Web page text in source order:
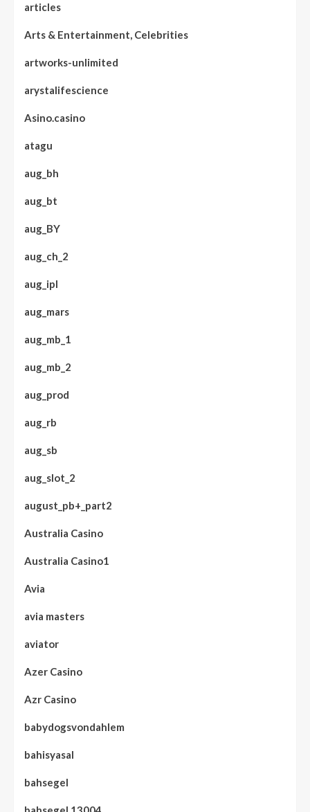
articles
Arts & Entertainment, Celebrities
artworks-unlimited
arystalifescience
Asino.casino
atagu
aug_bh
aug_bt
aug_BY
aug_ch_2
aug_ipl
aug_mars
aug_mb_1
aug_mb_2
aug_prod
aug_rb
aug_sb
aug_slot_2
august_pb+_part2
Australia Casino
Australia Casino1
Avia
avia masters
aviator
Azer Casino
Azr Casino
babydogsvondahlem
bahisyasal
bahsegel